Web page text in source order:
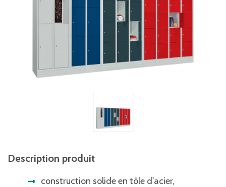
Description produit
construction solide en tôle d'acier,